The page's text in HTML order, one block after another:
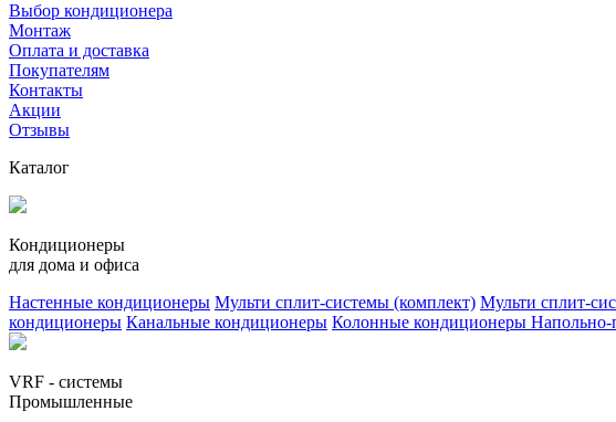
Выбор кондиционера
Монтаж
Оплата и доставка
Покупателям
Контакты
Акции
Отзывы
Каталог
Кондиционеры
для дома и офиса
Настенные кондиционеры Мульти сплит-системы (комплект) Мульти сплит-
кондиционеры Канальные кондиционеры Колонные кондиционеры Напольно-
VRF - системы
Промышленные